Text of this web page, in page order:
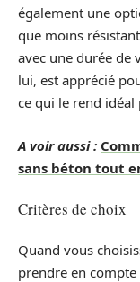
également une
que moins
avec une durée de
lui, est apprécié
ce qui le rend idéal
A voir aussi :
sans béton tout
Critères de choix
Quand vous
prendre en